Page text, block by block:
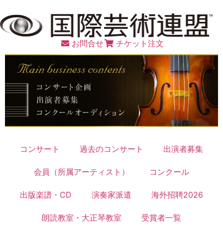
お問合せ チケット注文
コンサート 過去のコンサート 出演者募集
会員（所属アーティスト） コンクール
出版楽譜・CD 演奏家派遣 海外招聘2026
朗読教室・大正琴教室 受賞者一覧